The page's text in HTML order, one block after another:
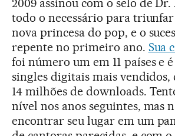
2009 assinou com o selo de
todo o necessário para
nova princesa do pop, e o
repente no primeiro ano. Sua
foi número um em 11 países e
singles digitais mais vendidos,
14 milhões de downloads.
nível nos anos seguintes, mas
encontrar seu lugar em um